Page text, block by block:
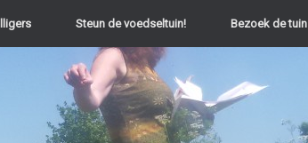
Steun de voedseltuin! Bezoek de tuin